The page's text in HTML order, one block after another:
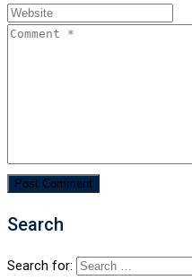
Search
Search for: